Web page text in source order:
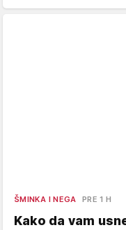
ŠMINKA I NEGA PRE 1 H
Kako da vam